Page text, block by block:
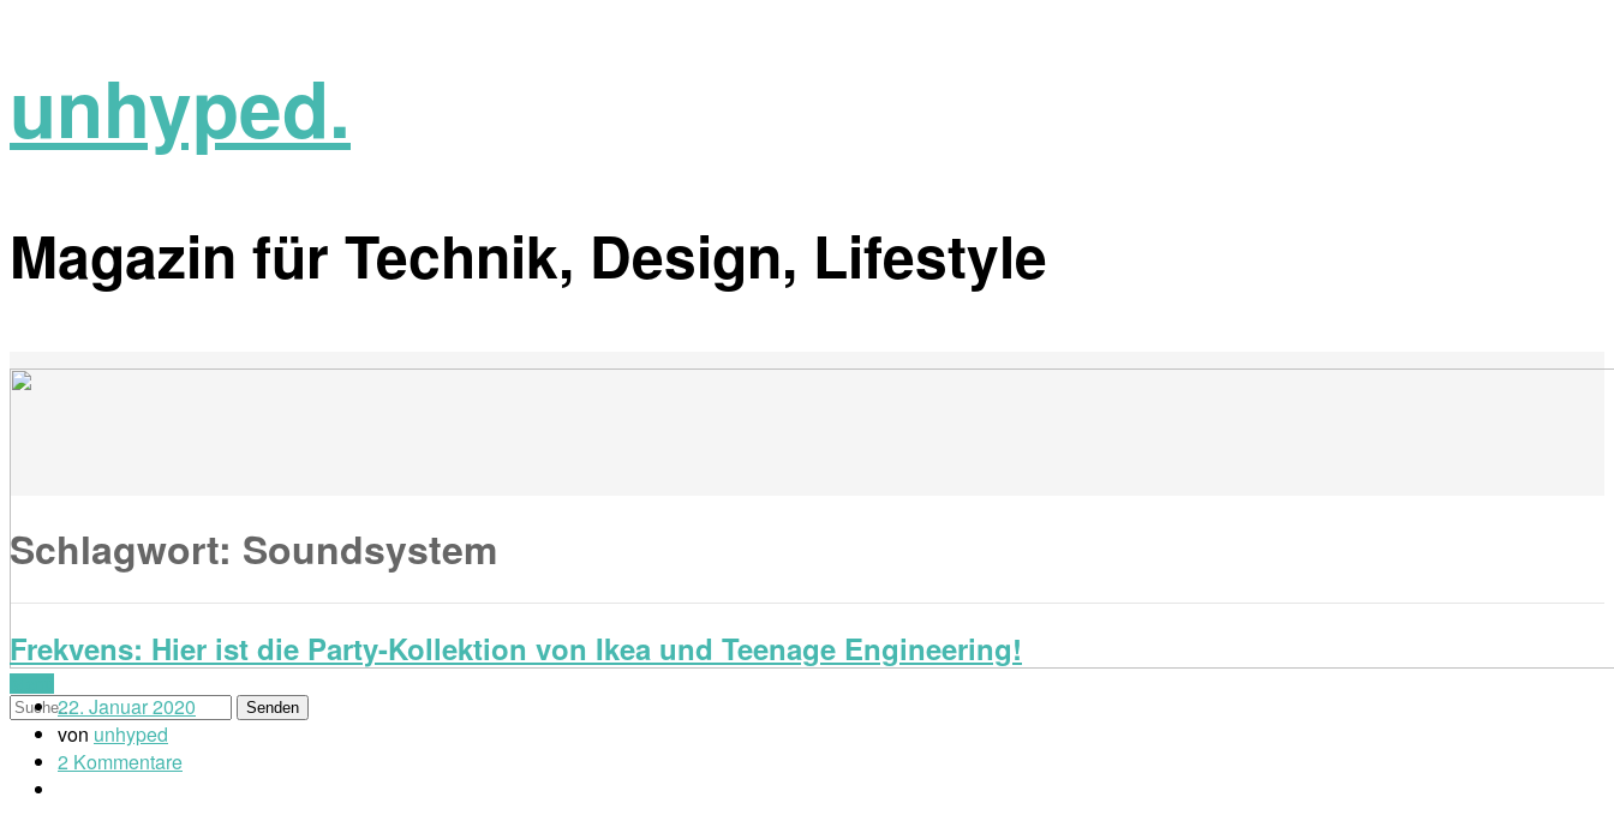
unhyped.
Magazin für Technik, Design, Lifestyle
Schlagwort: Soundsystem
Frekvens: Hier ist die Party-Kollektion von Ikea und Teenage Engineering!
22. Januar 2020
von unhyped
2 Kommentare